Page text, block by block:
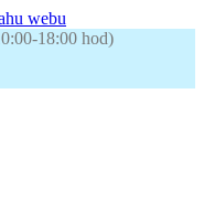
webu
18:00 hod)